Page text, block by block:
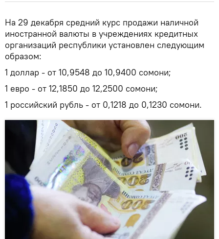
На 29 декабря средний курс продажи наличной
иностранной валюты в учреждениях кредитных
организаций республики установлен следующим
образом:
1 доллар - от 10,9548 до 10,9400 сомони;
1 евро - от 12,1850 до 12,2500 сомони;
1 российский рубль - от 0,1218 до 0,1230 сомони.